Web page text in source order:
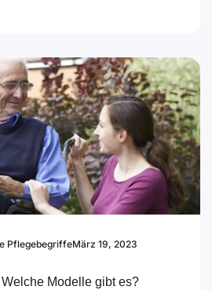
PflegebegriffeMärz 19, 2023
Modelle gibt es?